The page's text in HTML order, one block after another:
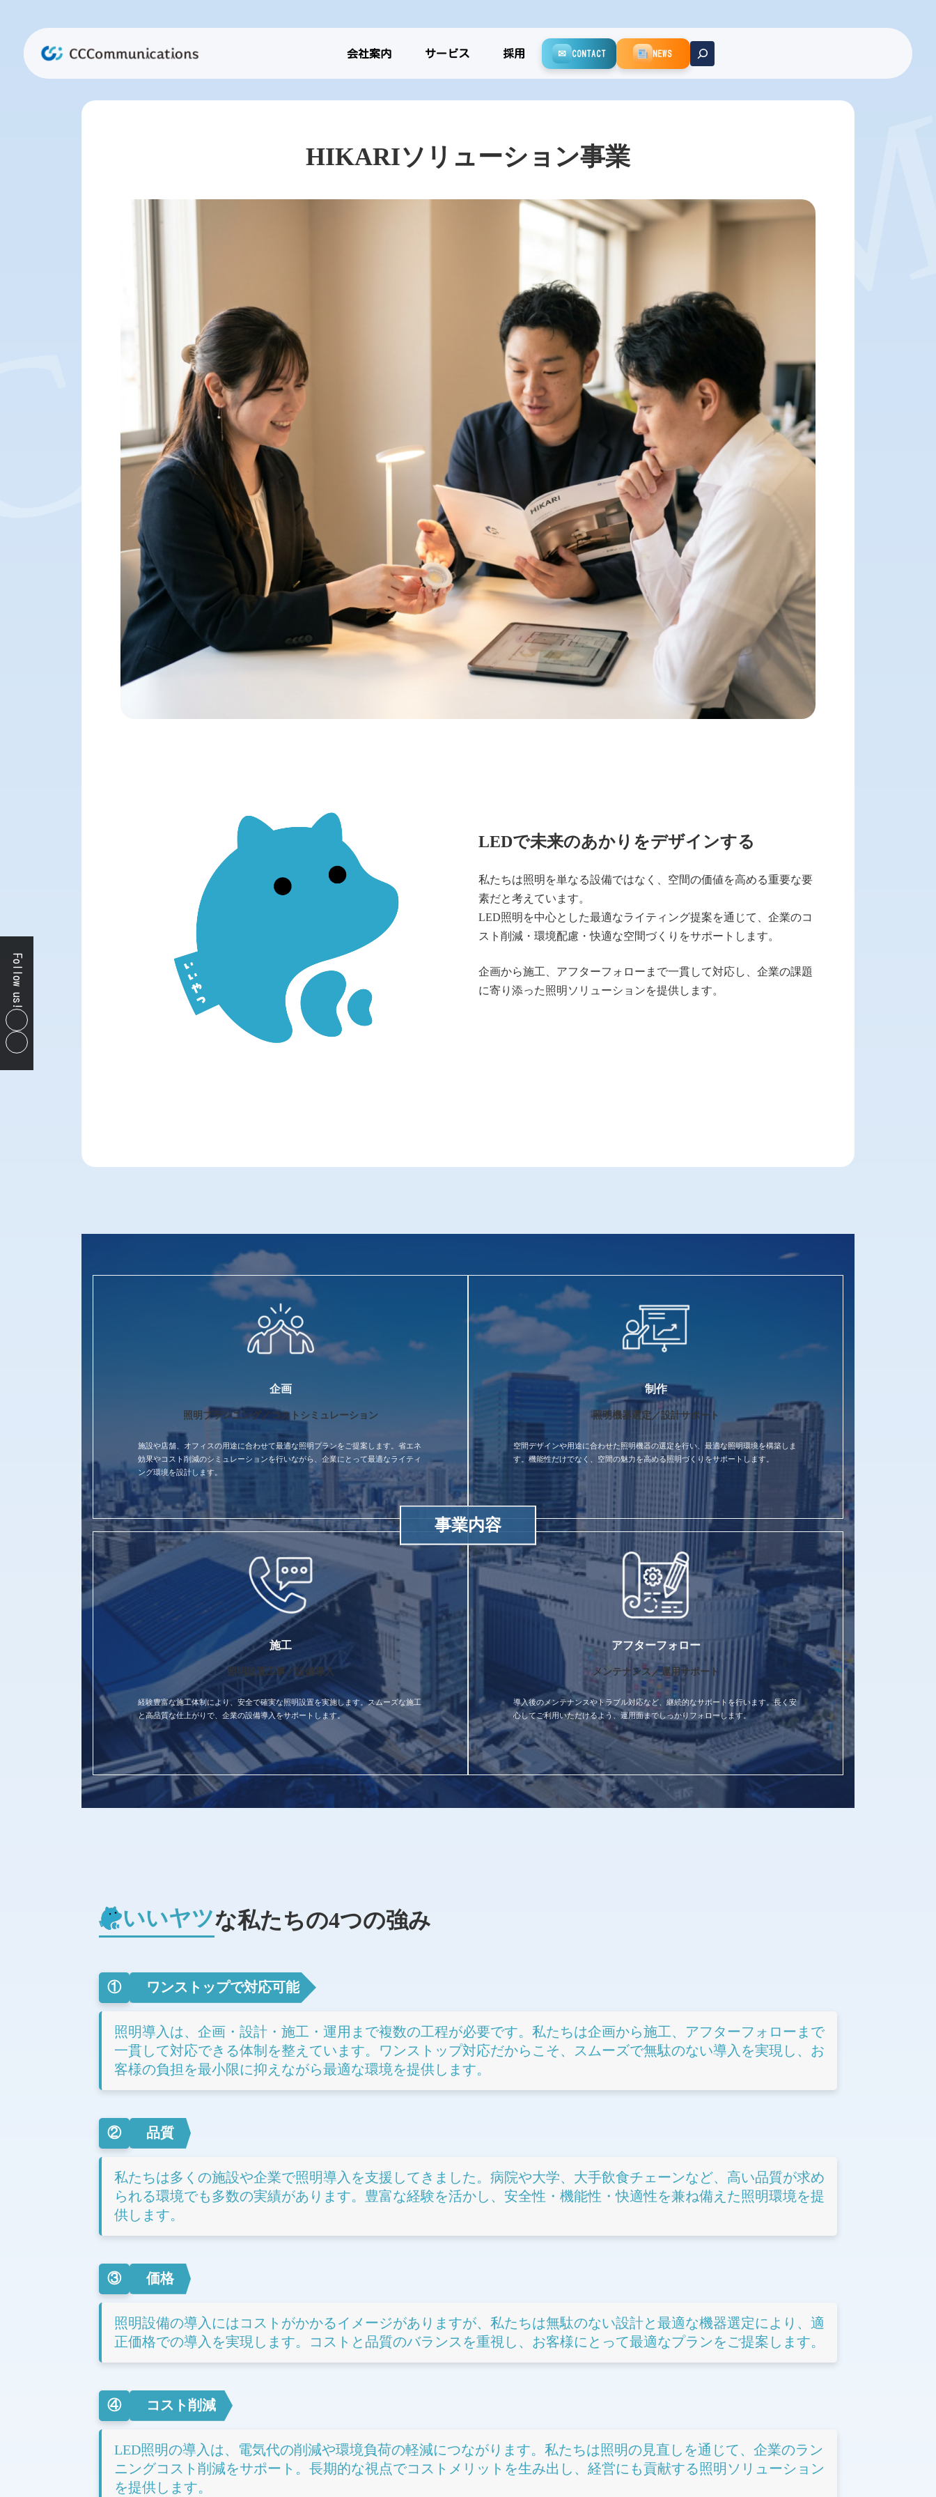
カ
ラ
リ
ン
会社案内 サービス 採用 ✉ CONTACT NEWS
Follow us!
ア
イ
コ
ン
ン
ア
イ
ン
HIKARIソリューション事業
LEDで未来のあかりをデザインする
私たちは照明を単なる設備ではなく、空間の価値を高める重要な要
素だと考えています。
LED照明を中心とした最適なライティング提案を通じて、企業のコ
スト削減・環境配慮・快適な空間づくりをサポートします。
企画から施工、アフターフォローまで一貫して対応し、企業の課題
に寄り添った照明ソリューションを提供します。
企画
照明プランニング／コストシミュレーション
施設や店舗、オフィスの用途に合わせて最適な照明プランをご提案します。省エネ
効果やコスト削減のシミュレーションを行いながら、企業にとって最適なライティ
ング環境を設計します。
制作
照明機器選定／設計サポート
空間デザインや用途に合わせた照明機器の選定を行い、最適な照明環境を構築しま
す。機能性だけでなく、空間の魅力を高める照明づくりをサポートします。
施工
照明設置工事／設備導入
経験豊富な施工体制により、安全で確実な照明設置を実施します。スムーズな施工
と高品質な仕上がりで、企業の設備導入をサポートします。
アフターフォロー
メンテナンス／運用サポート
導入後のメンテナンスやトラブル対応など、継続的なサポートを行います。長く安
心してご利用いただけるよう、運用面までしっかりフォローします。
事業内容
いいヤツな私たちの4つの強み
① ワンストップで対応可能
照明導入は、企画・設計・施工・運用まで複数の工程が必要です。私たちは企画から施工、アフターフォローまで
一貫して対応できる体制を整えています。ワンストップ対応だからこそ、スムーズで無駄のない導入を実現し、お
客様の負担を最小限に抑えながら最適な環境を提供します。
② 品質
私たちは多くの施設や企業で照明導入を支援してきました。病院や大学、大手飲食チェーンなど、高い品質が求め
られる環境でも多数の実績があります。豊富な経験を活かし、安全性・機能性・快適性を兼ね備えた照明環境を提
供します。
③ 価格
照明設備の導入にはコストがかかるイメージがありますが、私たちは無駄のない設計と最適な機器選定により、適
正価格での導入を実現します。コストと品質のバランスを重視し、お客様にとって最適なプランをご提案します。
④ コスト削減
LED照明の導入は、電気代の削減や環境負荷の軽減につながります。私たちは照明の見直しを通じて、企業のラン
ニングコスト削減をサポート。長期的な視点でコストメリットを生み出し、経営にも貢献する照明ソリューション
を提供します。